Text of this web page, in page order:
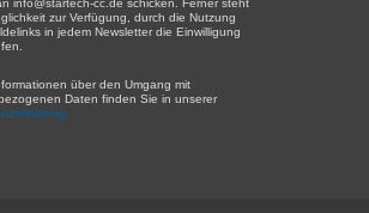
info@startech-cc.de schicken. Ferner steht
zur Verfügung, durch die Nutzung
in jedem Newsletter die Einwilligung
über den Umgang mit
Daten finden Sie in unserer